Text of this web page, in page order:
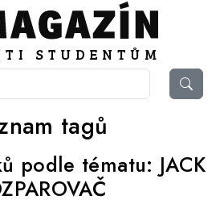
tagů
podle tématu: JACK